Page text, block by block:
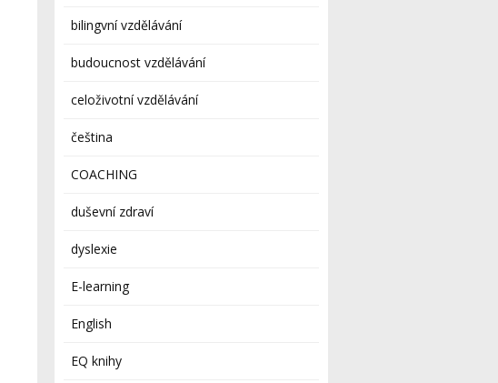
bilingvní vzdělávání
budoucnost vzdělávání
celoživotní vzdělávání
čeština
COACHING
duševní zdraví
dyslexie
E-learning
English
EQ knihy